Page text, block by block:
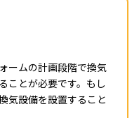
ームの計画段階で換気
ことが必要です。もし
気設備を設置すること